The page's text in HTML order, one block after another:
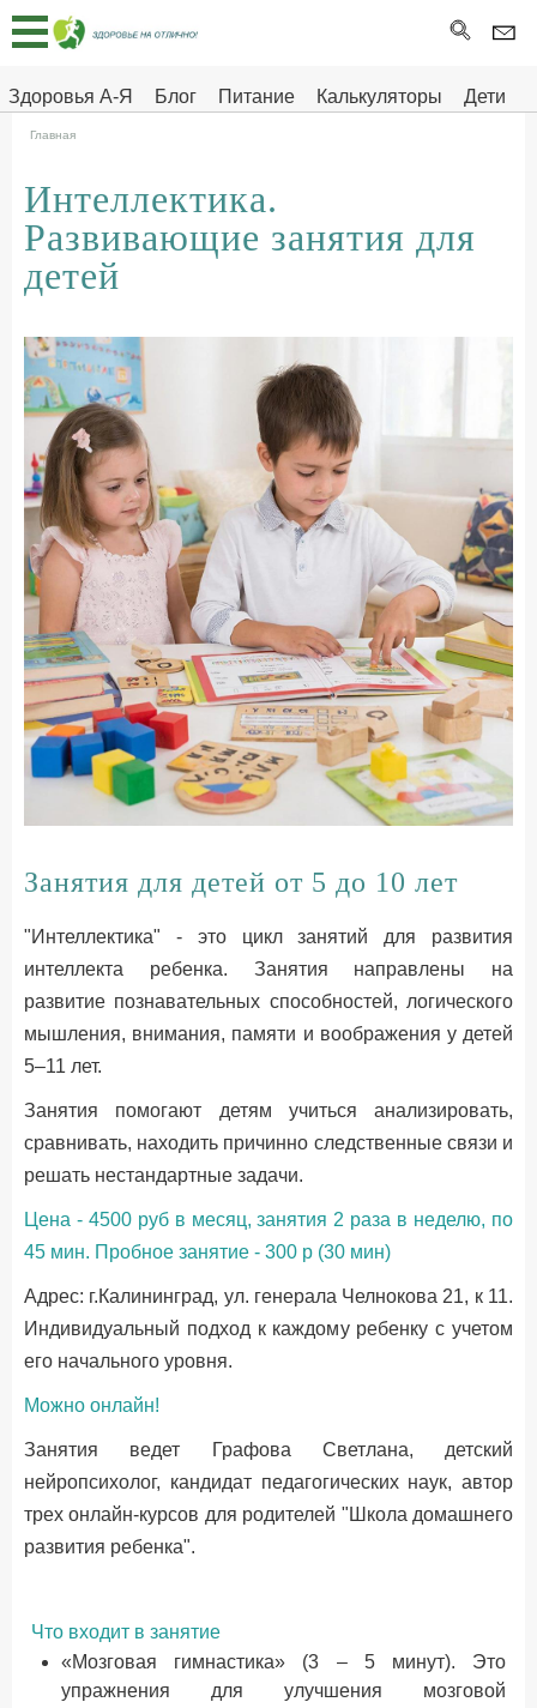
Здоровья А-Я Блог Питание Калькуляторы
Дети
Главная
Тесты
Про
ДЕТЯМ
Главная
Интеллектика.
Развивающие занятия для
детей
Занятия для детей от 5 до 10 лет
"Интеллектика" - это цикл занятий для развития
интеллекта ребенка. Занятия направлены на
развитие познавательных способностей, логического
мышления, внимания, памяти и воображения у детей
5–11 лет.
Занятия помогают детям учиться анализировать,
сравнивать, находить причинно следственные связи и
решать нестандартные задачи.
Цена - 4500 руб в месяц, занятия 2 раза в неделю, по
45 мин. Пробное занятие - 300 р (30 мин)
Адрес: г.Калининград, ул. генерала Челнокова 21, к 11.
Индивидуальный подход к каждому ребенку с учетом
его начального уровня.
Можно онлайн!
Занятия ведет Графова Светлана, детский
нейропсихолог, кандидат педагогических наук, автор
трех онлайн-курсов для родителей "Школа домашнего
развития ребенка".
Что входит в занятие
«Мозговая гимнастика» (3 – 5 минут). Это
упражнения для улучшения мозговой